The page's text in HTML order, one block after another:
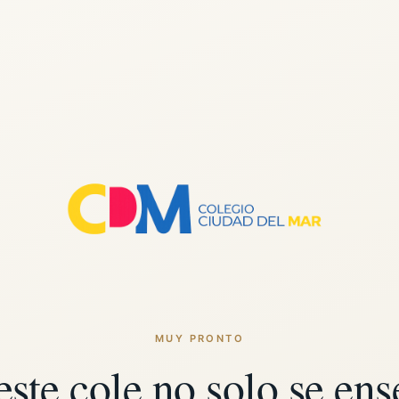
MUY PRONTO
cole no solo se